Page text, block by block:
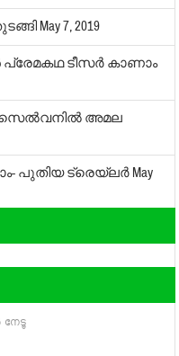
May 7, 2019
പ്രേമകഥ ടീസര്‍ കാണാം
സെല്‍വനില്‍ അമല
പുതിയ ട്രെയ്ലർ May
നേടൂ